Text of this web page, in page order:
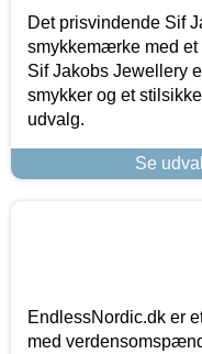
Det prisvindende Sif
smykkemærke med et
Sif Jakobs Jewellery
smykker og et
udvalg.
Se
EndlessNordic.dk er
med